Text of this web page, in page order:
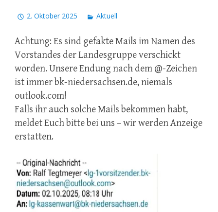
2. Oktober 2025 Aktuell
Achtung: Es sind gefakte Mails im Namen des
Vorstandes der Landesgruppe verschickt
worden. Unsere Endung nach dem @-Zeichen
ist immer bk-niedersachsen.de, niemals
outlook.com!
Falls ihr auch solche Mails bekommen habt,
meldet Euch bitte bei uns – wir werden Anzeige
erstatten.